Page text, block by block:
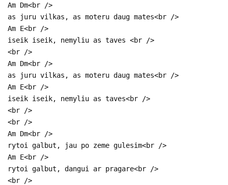
Am Dm<br />
as juru vilkas, as moteru daug mates<br />
Am E<br />
iseik iseik, nemyliu as taves <br />
<br />
Am Dm<br />
as juru vilkas, as moteru daug mates<br />
Am E<br />
iseik iseik, nemyliu as taves<br />
<br />
<br />
Am Dm<br />
rytoi galbut, jau po zeme gulesim<br />
Am E<br />
rytoi galbut, dangui ar pragare<br />
<br />